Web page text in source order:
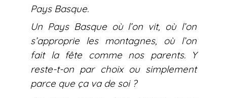
Pays Basque.
Un Pays Basque où l’on vit, où l’on
s’approprie les montagnes, où l’on
fait la fête comme nos parents. Y
reste-t-on par choix ou simplement
parce que ça va de soi ?